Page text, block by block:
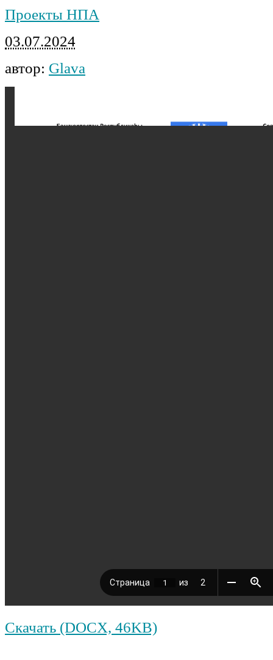
Проекты НПА
03.07.2024
автор: Glava
Скачать (DOCX, 46KB)